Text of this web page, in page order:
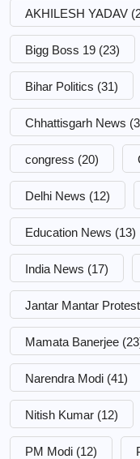
AKHILESH YADAV
Bigg Boss 19 (23)
Bihar Politics (31)
Chhattisgarh News
congress (20)
Delhi News (12)
Education News (13)
India News (17)
Jantar Mantar Protest
Mamata Banerjee
Narendra Modi (41)
Nitish Kumar (12)
PM Modi (12)